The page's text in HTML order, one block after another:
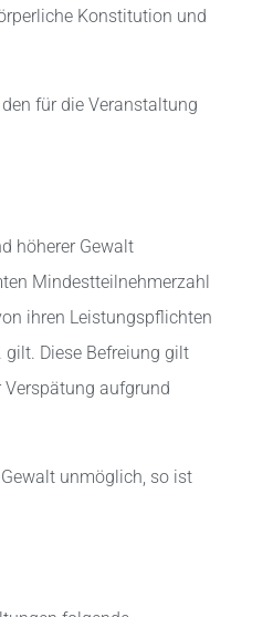
Konstitution und
für die Veranstaltung
höherer Gewalt
Mindestteilnehmerzahl
ihren Leistungspflichten
gilt. Diese Befreiung gilt
Verspätung aufgrund
unmöglich, so ist